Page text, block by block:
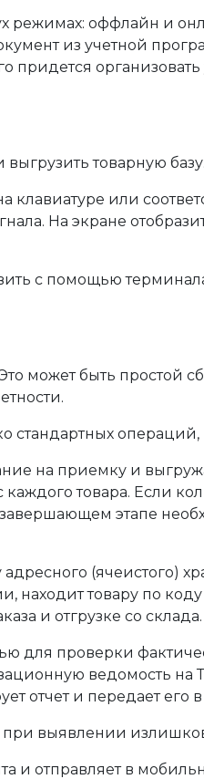
режимах: оффлайн и
из учетной
товарную базу.
или
На экране
с помощью
может быть простой
стандартных
на приемку и
товара. Если
этапе
(ячеистого)
товару по
и отгрузке со склада.
проверки
ведомость на
отчет и передает его в
выявлении
и отправляет в